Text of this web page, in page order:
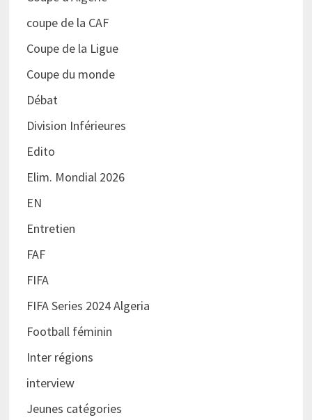
coupe de la CAF
Coupe de la Ligue
Coupe du monde
Débat
Division Inférieures
Edito
Elim. Mondial 2026
EN
Entretien
FAF
FIFA
FIFA Series 2024 Algeria
Football féminin
Inter régions
interview
Jeunes catégories